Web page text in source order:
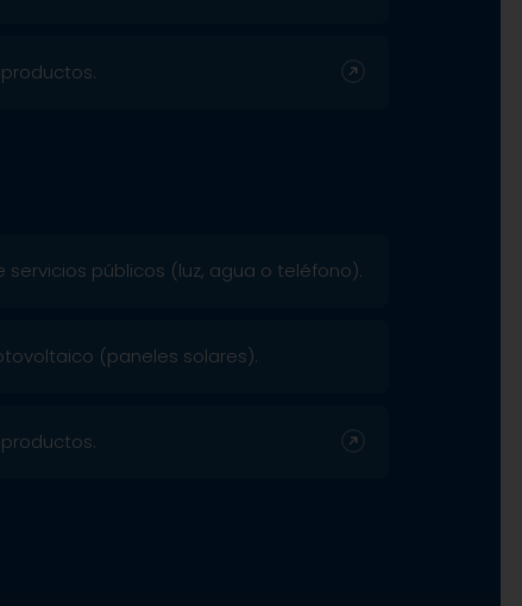
públicos (luz, agua o teléfono).
(paneles solares).